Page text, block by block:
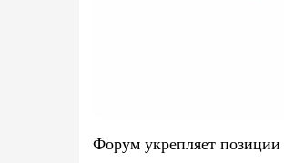
Форум укрепляет